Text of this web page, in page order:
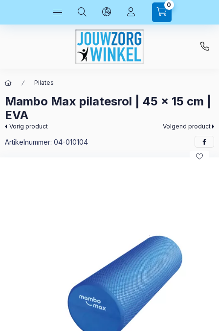
0
Pilates
Mambo Max pilatesrol | 45 x 15 cm |
EVA
Vorig product Volgend product
Artikelnummer: 04-010104